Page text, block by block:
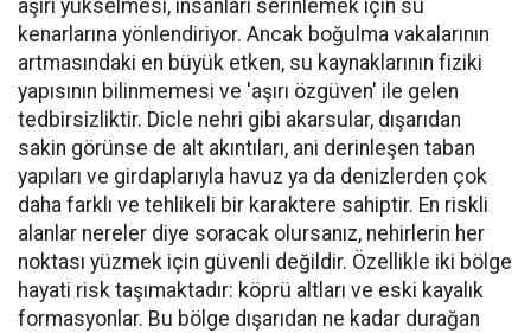
aşırı yükselmesi, insanları serinlemek için su
kenarlarına yönlendiriyor. Ancak boğulma vakalarının
artmasındaki en büyük etken, su kaynaklarının fiziki
yapısının bilinmemesi ve 'aşırı özgüven' ile gelen
tedbirsizliktir. Dicle nehri gibi akarsular, dışarıdan
sakin görünse de alt akıntıları, ani derinleşen taban
yapıları ve girdaplarıyla havuz ya da denizlerden çok
daha farklı ve tehlikeli bir karaktere sahiptir. En riskli
alanlar nereler diye soracak olursanız, nehirlerin her
noktası yüzmek için güvenli değildir. Özellikle iki bölge
hayati risk taşımaktadır: köprü altları ve eski kayalık
formasyonlar. Bu bölge dışarıdan ne kadar durağan